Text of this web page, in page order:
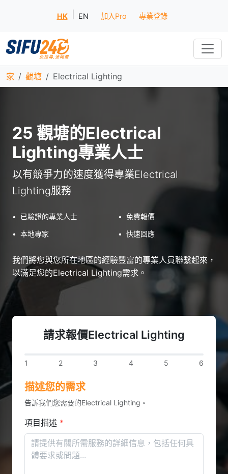
HK EN 加入Pro 專業登錄
家 觀塘 Electrical Lighting
25 觀塘的Electrical
Lighting專業人士
以有競爭力的速度獲得專業Electrical
Lighting服務
• 已驗證的專業人士 • 免費報價
• 本地專家 • 快速回應
我們將您與您所在地區的經驗豐富的專業人員聯繫起來，
以滿足您的Electrical Lighting需求。
請求報價Electrical Lighting
1 2 3 4 5 6
描述您的需求
告訴我們您需要的Electrical Lighting。
項目描述 *